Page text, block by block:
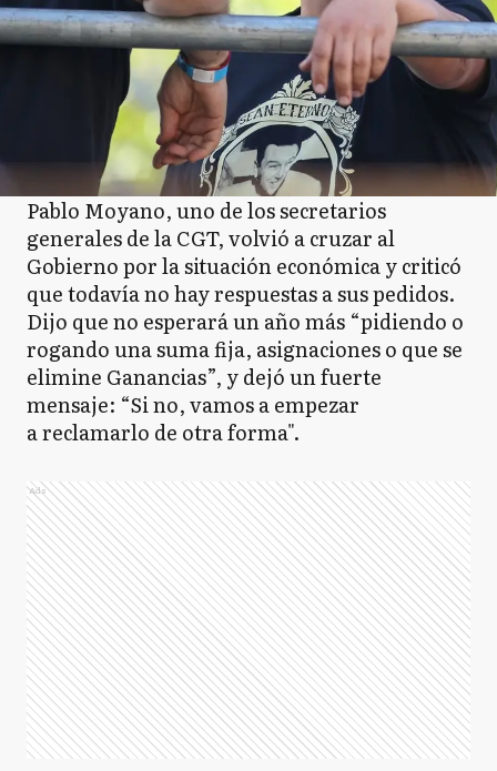
Pablo Moyano, uno de los secretarios
generales de la CGT, volvió a cruzar al
Gobierno por la situación económica y criticó
que todavía no hay respuestas a sus pedidos.
Dijo que no esperará un año más “pidiendo o
rogando una suma fija, asignaciones o que se
elimine Ganancias”, y dejó un fuerte
mensaje: “Si no, vamos a empezar
a reclamarlo de otra forma".
Ads